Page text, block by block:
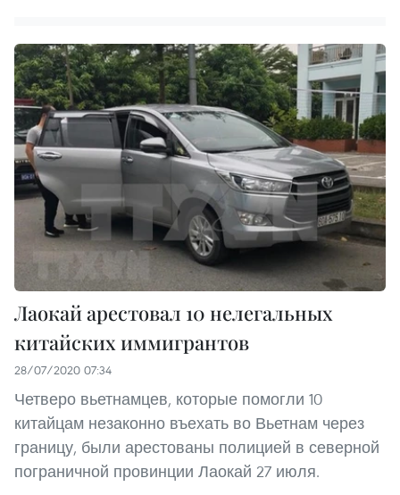
Лаокай арестовал 10 нелегальных
китайских иммигрантов
28/07/2020 07:34
Четверо вьетнамцев, которые помогли 10
китайцам незаконно въехать во Вьетнам через
границу, были арестованы полицией в северной
пограничной провинции Лаокай 27 июля.